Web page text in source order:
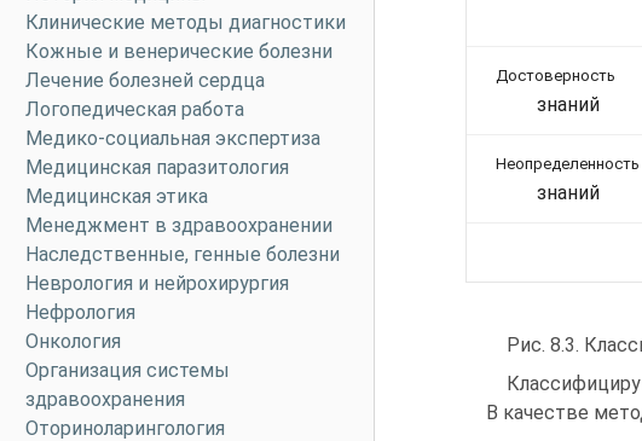
Клинические методы диагностики
Кожные и венерические болезни
Лечение болезней сердца
Логопедическая работа
Медико-социальная экспертиза
Медицинская паразитология
Медицинская этика
Менеджмент в здравоохранении
Наследственные, генные болезни
Неврология и нейрохирургия
Нефрология
Онкология
Организация системы
здравоохранения
Оториноларингология
Достоверность
знаний
Неопределенность
знаний
Рис. 8.3.
В качестве